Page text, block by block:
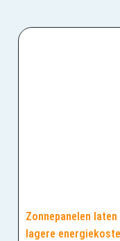
Zonnepanelen
lagere